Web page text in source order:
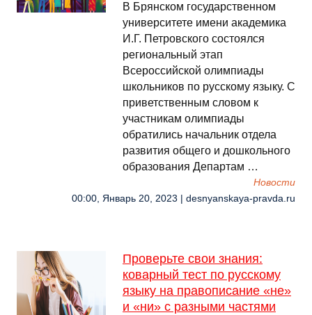
В Брянском государственном
университете имени академика
И.Г. Петровского состоялся
региональный этап
Всероссийской олимпиады
школьников по русскому языку. С
приветственным словом к
участникам олимпиады
обратились начальник отдела
развития общего и дошкольного
образования Департам …
Новости
00:00, Январь 20, 2023 | desnyanskaya-pravda.ru
Проверьте свои знания:
коварный тест по русскому
языку на правописание «не»
и «ни» с разными частями